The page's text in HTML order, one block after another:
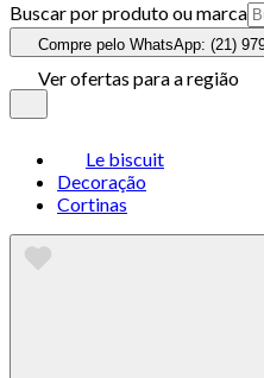
Buscar por produto ou marca
Compre pelo WhatsApp: (21)
Ver ofertas para a região
Le biscuit
Decoração
Cortinas